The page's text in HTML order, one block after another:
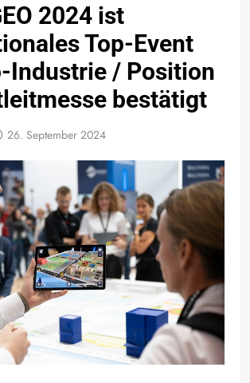
2024 ist
Top-Event
Industrie / Position
bestätigt
26. September 2024